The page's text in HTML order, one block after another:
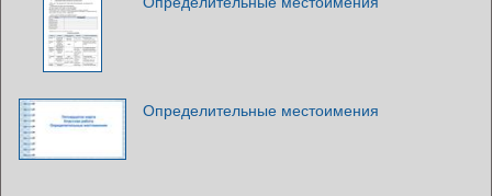
Определительные местоимения